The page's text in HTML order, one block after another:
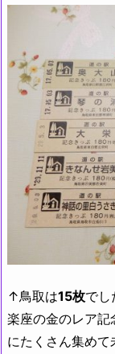
↑鳥取は15枚でし
楽座の金のレア記
にたくさん集めて